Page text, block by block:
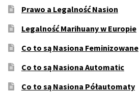
Prawo a Legalność Nasion
Legalność Marihuany w Europie
Co to są Nasiona Feminizowane
Co to są Nasiona Automatic
Co to są Nasiona Półautomaty